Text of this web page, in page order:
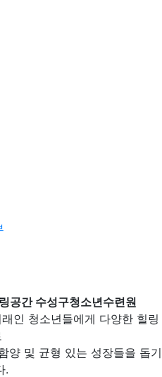
공간 수성구청소년수련원
인 청소년들에게 다양한 힐링
양 및 균형 있는 성장들을 돕기
.
공간 수성구청소년수련원
인 청소년들에게 다양한 힐링
양 및 균형 있는 성장들을 돕기
.
공간 수성구청소년수련원
인 청소년들에게 다양한 힐링
양 및 균형 있는 성장들을 돕기
.